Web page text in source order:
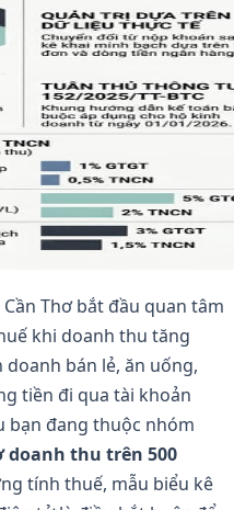
Thơ bắt đầu quan tâm
khi doanh thu tăng
bán lẻ, ăn uống,
tiền đi qua tài khoản
bạn đang thuộc nhóm
doanh thu trên 500
tính thuế, mẫu biểu kê